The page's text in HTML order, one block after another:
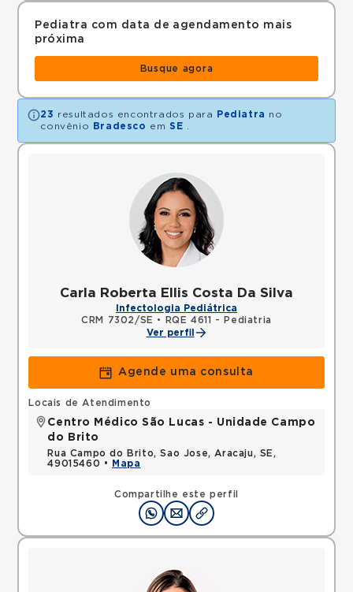
Pediatra com data de agendamento mais
próxima
Busque agora
23 resultados encontrados para Pediatra no
convênio
Bradesco em SE
Carla Roberta Ellis Costa Da Silva
Infectologia Pediátrica
CRM 7302/SE •
RQE 4611 - Pediatria
Ver perfil
Agende uma consulta
Compartilhe este perfil
Locais de Atendimento
Centro Médico São Lucas - Unidade Campo
do Brito
Rua Campo do Brito, Sao Jose, Aracaju, SE,
49015460 •
Mapa